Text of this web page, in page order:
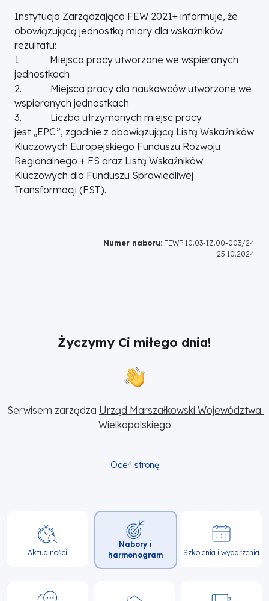
Instytucja Zarządzająca FEW 2021+ informuje, że
obowiązującą jednostką miary dla wskaźników
rezultatu:
1. Miejsca pracy utworzone we wspieranych
jednostkach
2. Miejsca pracy dla naukowców utworzone we
wspieranych jednostkach
3. Liczba utrzymanych miejsc pracy
jest „EPC”, zgodnie z obowiązującą Listą Wskaźników
Kluczowych Europejskiego Funduszu Rozwoju
Regionalnego + FS oraz Listą Wskaźników
Kluczowych dla Funduszu Sprawiedliwej
Transformacji (FST).
Numer naboru: FEWP.10.03-IZ.00-003/24
25.10.2024
Życzymy Ci miłego dnia!
Serwisem zarządza Urząd Marszałkowski Województwa
Wielkopolskiego
Oceń stronę
Główna
nawigacja
Aktualności
Nabory i
harmonogram
Szkolenia i wydarzenia